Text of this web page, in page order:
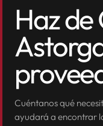
Haz
Cuéntanos qué
ayudará a encontrar